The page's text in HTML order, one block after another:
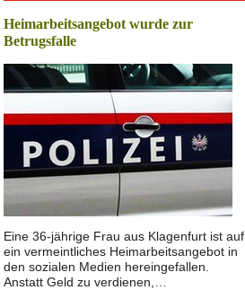
Heimarbeitsangebot wurde zur
Betrugsfalle
Eine 36-jährige Frau aus Klagenfurt ist auf
ein vermeintliches Heimarbeitsangebot in
den sozialen Medien hereingefallen.
Anstatt Geld zu verdienen,…